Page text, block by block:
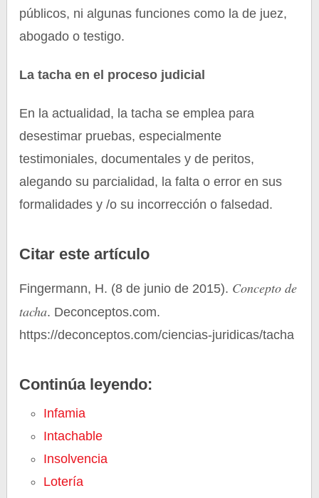
públicos, ni algunas funciones como la de juez,
abogado o testigo.
La tacha en el proceso judicial
En la actualidad, la tacha se emplea para
desestimar pruebas, especialmente
testimoniales, documentales y de peritos,
alegando su parcialidad, la falta o error en sus
formalidades y /o su incorrección o falsedad.
Citar este artículo
Fingermann, H. (8 de junio de 2015). Concepto de
tacha. Deconceptos.com.
https://deconceptos.com/ciencias-juridicas/tacha
Continúa leyendo:
Infamia
Intachable
Insolvencia
Lotería